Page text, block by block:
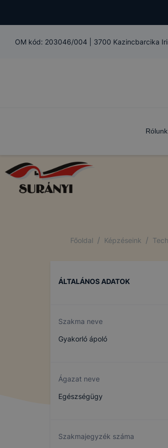
OM kód: 203046/004 3700 Kazincbarcika
Rólunk
Főoldal / Képzéseink /
ÁLTALÁNOS ADATOK
Szakma neve
Gyakorló ápoló
Ágazat neve
Egészségügy
Szakmajegyzék száma